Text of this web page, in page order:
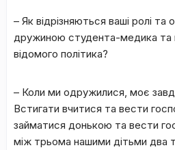
– Як відрізняються ваші ролі та
дружиною студента-медика та
відомого політика?
– Коли ми одружилися, моє
Встигати вчитися та вести
займатися донькою та вести
між трьома нашими дітьми два